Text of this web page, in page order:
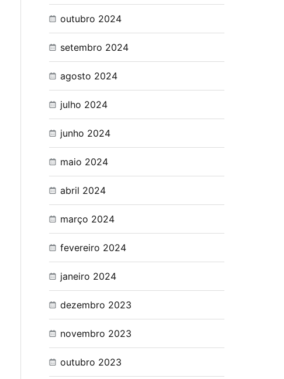
outubro 2024
setembro 2024
agosto 2024
julho 2024
junho 2024
maio 2024
abril 2024
março 2024
fevereiro 2024
janeiro 2024
dezembro 2023
novembro 2023
outubro 2023